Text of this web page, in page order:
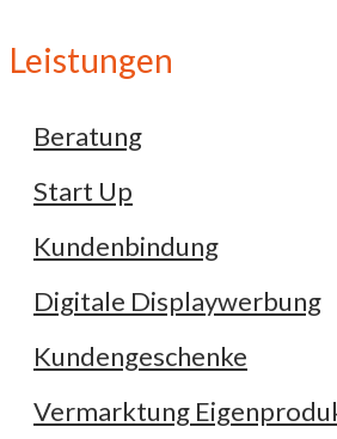
Leistungen
Beratung
Start Up
Kundenbindung
Digitale Displaywerbung
Kundengeschenke
Vermarktung